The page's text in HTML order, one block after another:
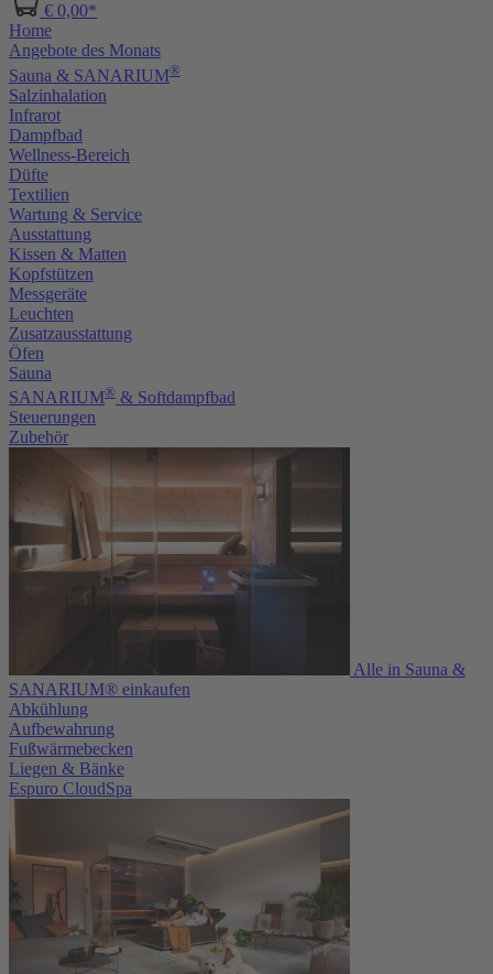
€ 0,00*
Home
Angebote des Monats
Sauna & SANARIUM®
Salzinhalation
Infrarot
Dampfbad
Wellness-Bereich
Düfte
Textilien
Wartung & Service
Ausstattung
Kissen & Matten
Kopfstützen
Messgeräte
Leuchten
Zusatzausstattung
Öfen
Sauna
SANARIUM® & Softdampfbad
Steuerungen
Zubehör
Alle in Sauna &
SANARIUM® einkaufen
Abkühlung
Aufbewahrung
Fußwärmebecken
Liegen & Bänke
Espuro CloudSpa